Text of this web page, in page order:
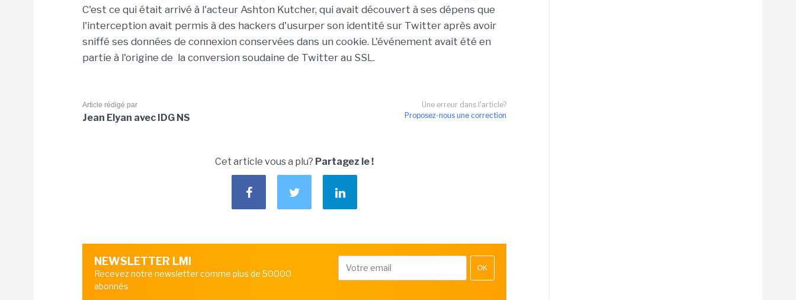
C'est ce qui était arrivé à l'acteur Ashton Kutcher, qui avait découvert à ses dépens que
l'interception avait permis à des hackers d'usurper son identité sur Twitter après avoir
sniffé ses données de connexion conservées dans un cookie. L'événement avait été en
partie à l'origine de la conversion soudaine de Twitter au SSL.
Une erreur dans l'article?
Proposez-nous une correction
Article rédigé par
Jean Elyan avec IDG NS
Cet article vous a plu? Partagez le !
NEWSLETTER LMI
Recevez notre newsletter comme plus de 50000
abonnés
OK